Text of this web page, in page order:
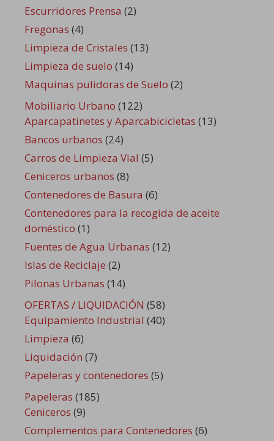
Escurridores Prensa (2)
Fregonas (4)
Limpieza de Cristales (13)
Limpieza de suelo (14)
Maquinas pulidoras de Suelo (2)
Mobiliario Urbano (122)
Aparcapatinetes y Aparcabicicletas (13)
Bancos urbanos (24)
Carros de Limpieza Vial (5)
Ceniceros urbanos (8)
Contenedores de Basura (6)
Contenedores para la recogida de aceite
doméstico (1)
Fuentes de Agua Urbanas (12)
Islas de Reciclaje (2)
Pilonas Urbanas (14)
OFERTAS / LIQUIDACIÓN (58)
Equipamiento Industrial (40)
Limpieza (6)
Liquidación (7)
Papeleras y contenedores (5)
Papeleras (185)
Ceniceros (9)
Complementos para Contenedores (6)